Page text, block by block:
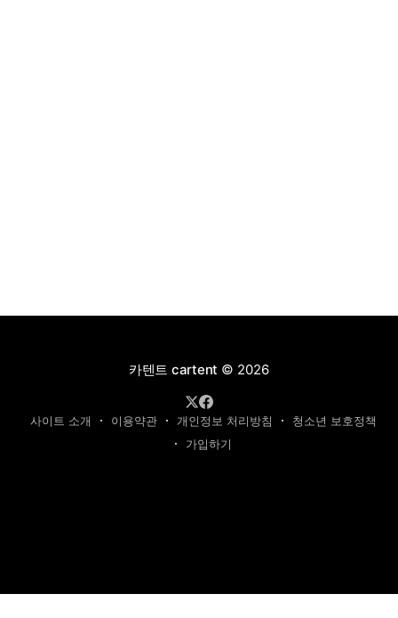
카텐트 cartent © 2026
사이트 소개 이용약관 개인정보 처리방침
청소년 보호정책
가입하기